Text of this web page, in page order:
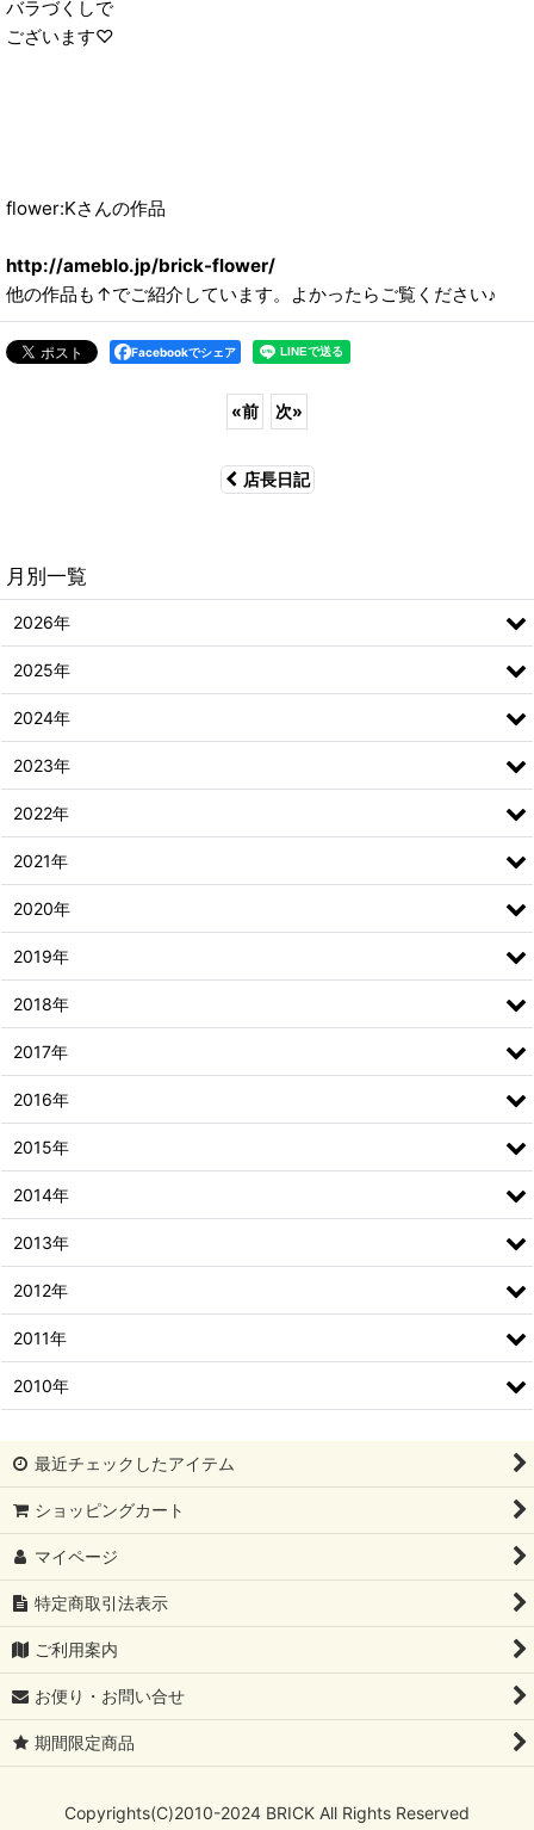
バラづくしで
ございます♡
flower:Kさんの作品
http://ameblo.jp/brick-flower/
他の作品も↑でご紹介しています。よかったらご覧ください♪
Facebookでシェア
«前 次»
店長日記
月別一覧
2026年
2025年
2024年
2023年
2022年
2021年
2020年
2019年
2018年
2017年
2016年
2015年
2014年
2013年
2012年
2011年
2010年
最近チェックしたアイテム
ショッピングカート
マイページ
特定商取引法表示
ご利用案内
お便り・お問い合せ
期間限定商品
Copyrights(C)2010-2024 BRICK All Rights Reserved